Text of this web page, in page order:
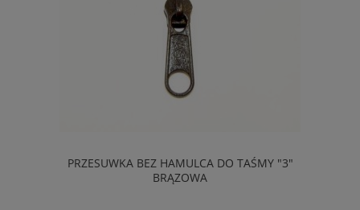
PRZESUWKA BEZ HAMULCA DO TAŚMY "3"
BRĄZOWA